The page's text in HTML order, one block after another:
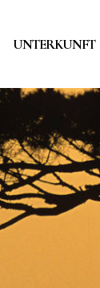
UNTERKUNFT
DAS ANWESEN
WOHNUNGEN